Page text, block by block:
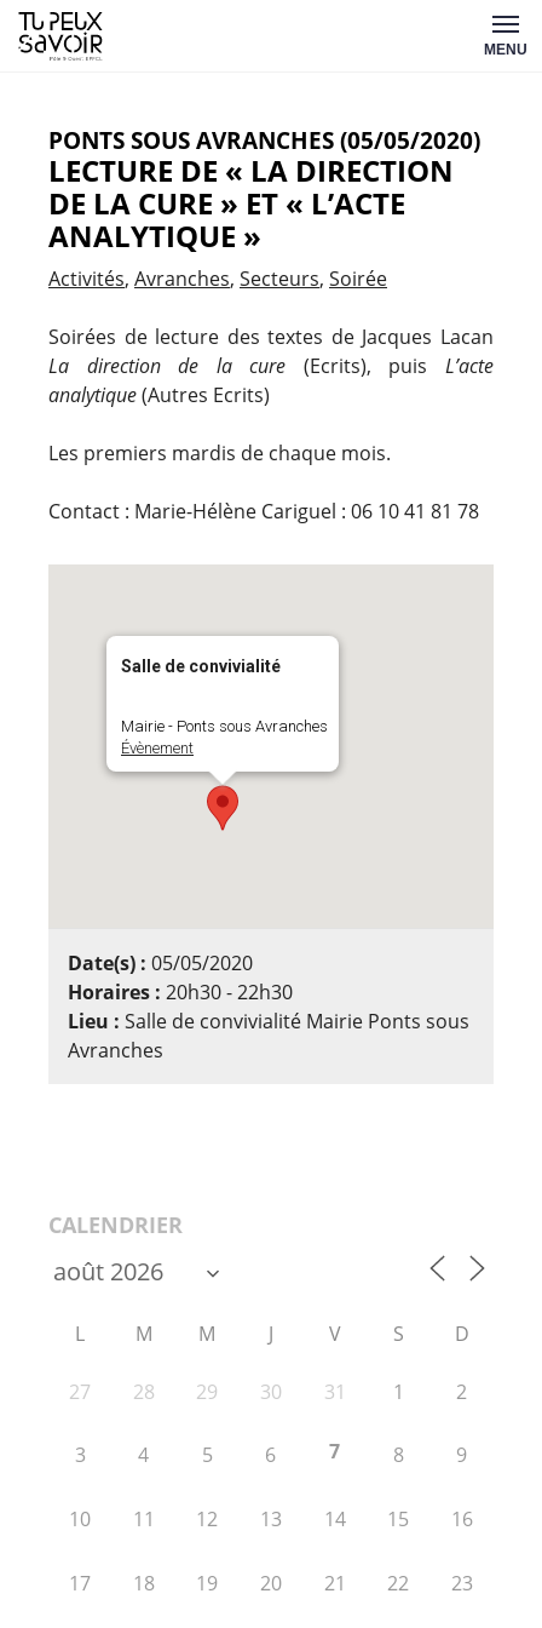
Aller
au
MENU
PONTS SOUS AVRANCHES (05/05/2020)
LECTURE DE « LA DIRECTION
DE LA CURE » ET « L’ACTE
ANALYTIQUE »
Activités Avranches Secteurs Soirée
Soirées de lecture des textes de Jacques Lacan
La direction de la cure (Ecrits), puisL’acte
analytique(Autres Ecrits)
Les premiers mardis de chaque mois.
Contact : Marie-Hélène Cariguel : 06 10 41 81 78
Salle de convivialité
Mairie - Ponts sous Avranches
Évènement
Date(s) : 05/05/2020
Horaires : 20h30 - 22h30
Lieu : Salle de convivialité Mairie Ponts sous
Avranches
CALENDRIER
L M M J V S D
27 28 29 30 31 1 2
3 4 5 6 7 8 9
10 11 12 13 14 15 16
17 18 19 20 21 22 23